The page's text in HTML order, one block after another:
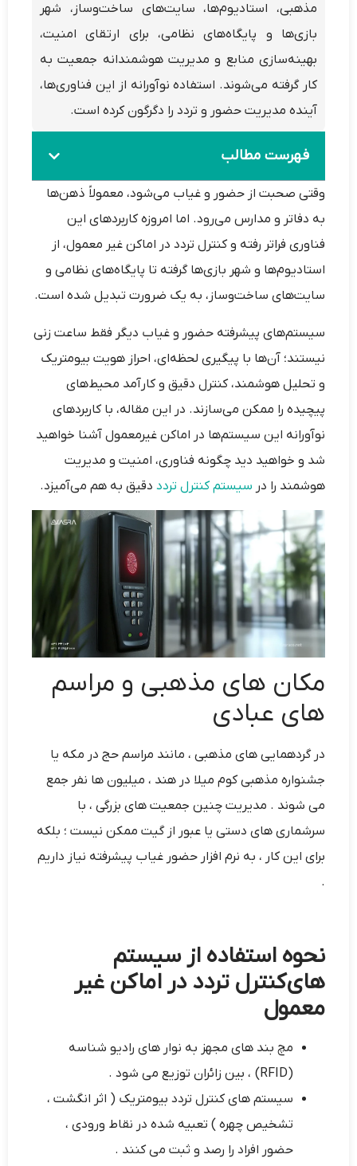
مذهبی، استادیوم‌ها، سایت‌های ساخت‌وساز، شهر
بازی‌ها و پایگاه‌های نظامی، برای ارتقای امنیت،
بهینه‌سازی منابع و مدیریت هوشمندانه جمعیت به
کار گرفته می‌شوند. استفاده نوآورانه از این فناوری‌ها،
آینده‌ مدیریت حضور و تردد را دگرگون کرده است.
فهرست مطالب
وقتی صحبت از حضور و غیاب می‌شود، معمولاً ذهن‌ها
به دفاتر و مدارس می‌رود. اما امروزه کاربردهای این
فناوری فراتر رفته و کنترل تردد در اماکن غیر معمول، از
استادیوم‌ها و شهر بازی‌ها گرفته تا پایگاه‌های نظامی و
سایت‌های ساخت‌وساز، به یک ضرورت تبدیل شده است.
سیستم‌های پیشرفته حضور و غیاب دیگر فقط ساعت زنی
نیستند؛ آن‌ها با پیگیری لحظه‌ای، احراز هویت بیومتریک
و تحلیل هوشمند، کنترل دقیق و کارآمد محیط‌های
پیچیده را ممکن می‌سازند. در این مقاله، با کاربردهای
نوآورانه این سیستم‌ها در اماکن غیرمعمول آشنا خواهید
شد و خواهید دید چگونه فناوری، امنیت و مدیریت
هوشمند را در سیستم کنترل تردد دقیق به هم می‌آمیزد.
مکان های مذهبی و مراسم
های عبادی
در گردهمایی های مذهبی ، مانند مراسم حج در مکه یا
جشنواره مذهبی کوم میلا در هند ، میلیون ها نفر جمع
می شوند . مدیریت چنین جمعیت های بزرگی ، با
سرشماری های دستی یا عبور از گیت ممکن نیست ؛ بلکه
برای این کار ، به نرم افزار حضور غیاب پیشرفته نیاز داریم
.
نحوه استفاده از سیستم
های کنترل تردد در اماکن غیر
معمول
مچ بند های مجهز به نوار های رادیو شناسه
(RFID) ، بین زائران توزیع می شود .
سیستم های کنترل تردد بیومتریک ( اثر انگشت ،
تشخیص چهره ) تعبیه شده در نقاط ورودی ،
حضور افراد را رصد و ثبت می کنند .